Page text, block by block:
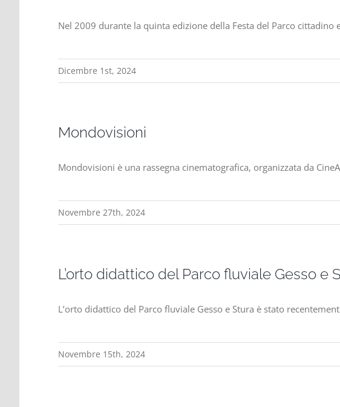
Nel 2009 durante la quinta edizione della Festa del Parco
Dicembre 1st, 2024
Mondovisioni
Mondovisioni è una rassegna cinematografica, organizzata da
Novembre 27th, 2024
L’orto didattico del Parco fluviale Gesso e
L’orto didattico del Parco fluviale Gesso e Stura è stato
Novembre 15th, 2024